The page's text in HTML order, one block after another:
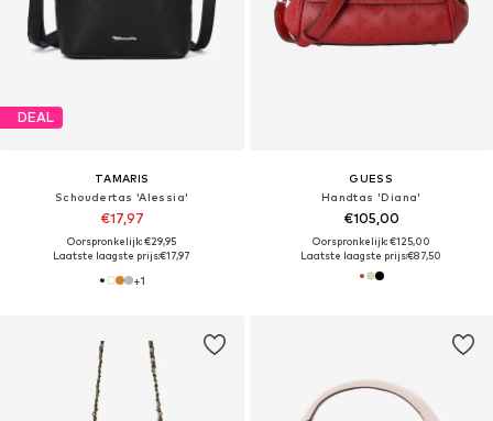
DEAL
TAMARIS
Schoudertas 'Alessia'
€17,97
Oorspronkelijk: €29,95
Laatste laagste prijs:€17,97
+1
GUESS
Handtas 'Diana'
€105,00
Oorspronkelijk: €125,00
Laatste laagste prijs:€87,50